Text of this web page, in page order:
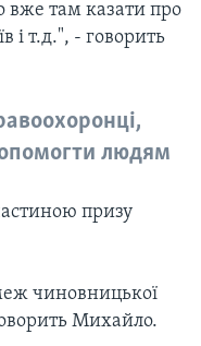
там казати про
і т.д.", - говорить
людям
призу
чиновницької
Михайло.